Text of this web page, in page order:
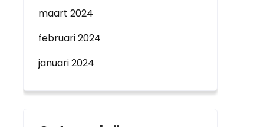
maart 2024
februari 2024
januari 2024